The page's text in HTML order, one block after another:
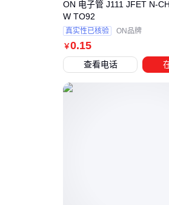
￥0.15
ON 电子管 J111 JFET N-
W TO92
真实性已核验 ON品牌
查看电话